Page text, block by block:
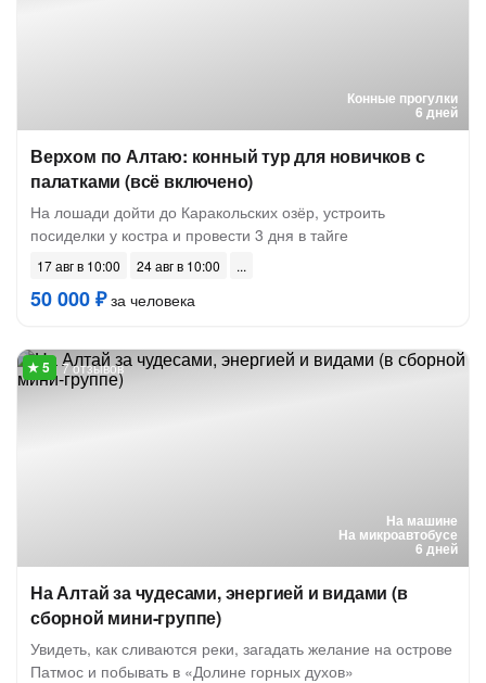
Конные прогулки
6 дней
Верхом по Алтаю: конный тур для новичков с
палатками (всё включено)
На лошади дойти до Каракольских озёр, устроить
посиделки у костра и провести 3 дня в тайге
17 авг в 10:00 24 авг в 10:00
50 000 ₽за человека
На машине
На микроавтобусе
6 дней
7 отзывов
На Алтай за чудесами, энергией и видами (в
сборной мини-группе)
Увидеть, как сливаются реки, загадать желание на острове
Патмос и побывать в «Долине горных духов»